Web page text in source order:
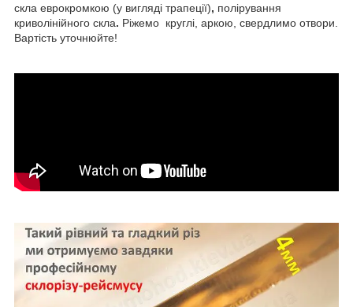
скла еврокромкою (у вигляді трапеції), полірування
криволінійного скла. Ріжемо круглі, аркою, свердлимо отвори.
Вартість уточнюйте!